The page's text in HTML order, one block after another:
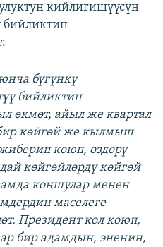
кийлигишүүсүн
бийликтин
бүгүнкү
бийликтин
өкмөт, айыл же квартал
көйгөй же кылмыш
коюп, өздөрү
көйгөйлөрдү көйгөй
коңшулар менен
маселеге
Президент кол коюп,
бир адамдын, эненин,